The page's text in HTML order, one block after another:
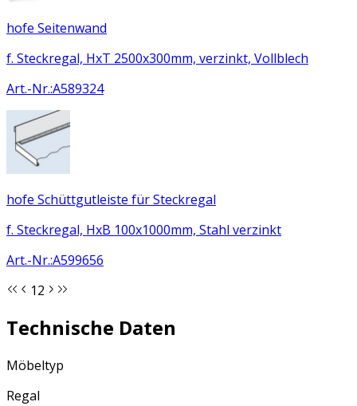
hofe Seitenwand
f. Steckregal, HxT 2500x300mm, verzinkt, Vollblech
Art.-Nr.:A589324
hofe Schüttgutleiste für Steckregal
f. Steckregal, HxB 100x1000mm, Stahl verzinkt
Art.-Nr.:A599656
12
Technische Daten
Möbeltyp
Regal